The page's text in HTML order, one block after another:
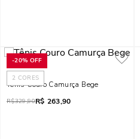
-20% OFF
2 CORES
Tênis Couro Camurça Bege
R$329,90R$ 263,90